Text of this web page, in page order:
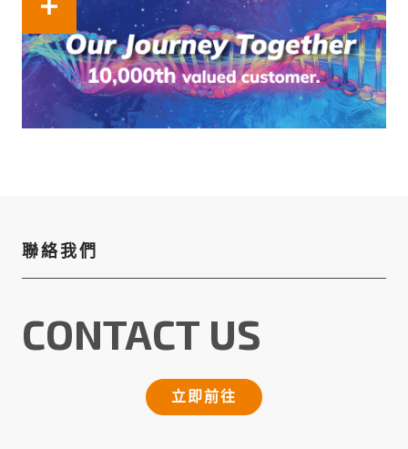
最新技術、聚焦差異化創新、...
聯絡我們
CONTACT US
立即前往